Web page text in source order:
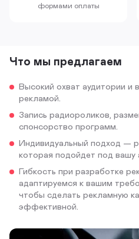
формами оплаты
Что мы предлагаем
Высокий охват аудитории и
рекламой.
Запись радиороликов,
спонсорство программ.
Индивидуальный подход —
которая подойдет под
Гибкость при разработке
адаптируемся к вашим
чтобы сделать рекламную
эффективной.